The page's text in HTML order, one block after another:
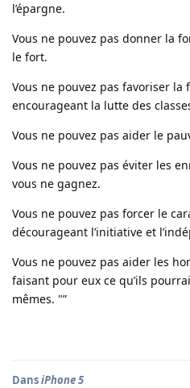
l’épargne.
Vous ne pouvez pas donner la
le fort.
Vous ne pouvez pas favoriser
encourageant la lutte des
Vous ne pouvez pas aider le
Vous ne pouvez pas éviter les
vous ne gagnez.
Vous ne pouvez pas forcer le
décourageant l’initiative et
Vous ne pouvez pas aider les
faisant pour eux ce qu’ils
mêmes. "”
DansiPhone 5